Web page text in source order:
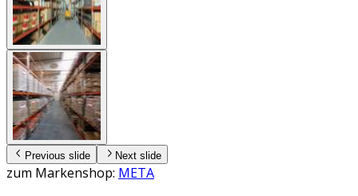
Previous slide Next slide
zum Markenshop: META